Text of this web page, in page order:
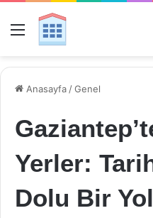
Menü
Anasayfa /Genel
Yerler:
Dolu Bir